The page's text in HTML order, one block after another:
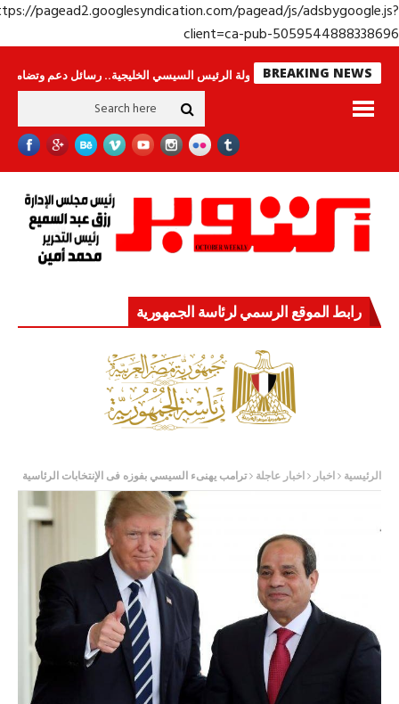
https://pagead2.googlesyndication.com/pagead/js/
client=ca-pub-
BREAKING NEWS
لا ينامون جولة الرئيس السيسي الخليجية.. رسائل دعم وتضامن للأشقاء
رابط الموقع الرسمي لرئاسة الجمهورية
الرئيسية اخبار اخبار عاجلة ترامب يهنىء السيسي بفوزه فى الإنتخابات الرئاسية